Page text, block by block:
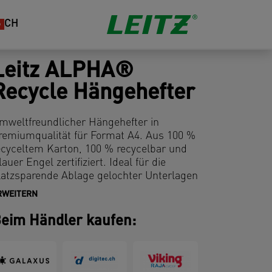
CH
ALPHA®
Hängehefter
Hängehefter in
für Format A4. Aus 100 %
Karton, 100 % recycelbar und
Engel zertifiziert. Ideal für die
Ablage gelochter Unterlagen
Hängezug. Mit stabilen Hängeschienen,
und einem Reiter, der bei der
Ergänzung zu den anderen
Händler kaufen: